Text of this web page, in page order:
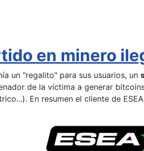
en minero
un "regalito" para sus usuarios, un
de la víctima a generar
En resumen el cliente de